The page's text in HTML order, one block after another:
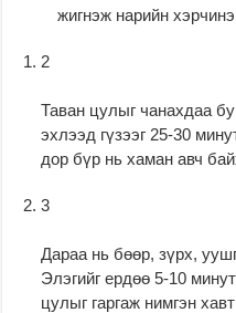
жигнэж нарийн
2
Таван цулыг чанахдаа
эхлээд гүзээг 25-30
дор бүр нь хаман авч
3
Дараа нь бөөр, зүрх,
Элэгийг ердөө 5-10
цулыг гаргаж нимгэн